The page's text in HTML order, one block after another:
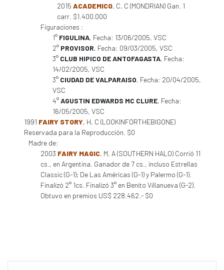
2015 ACADEMICO, C, C (MONDRIAN) Gan. 1
carr. $1.400.000
Figuraciones :
1° FIGULINA, Fecha: 13/06/2005, VSC
2° PROVISOR, Fecha: 09/03/2005, VSC
3° CLUB HIPICO DE ANTOFAGASTA, Fecha:
14/02/2005, VSC
3° CIUDAD DE VALPARAISO, Fecha: 20/04/2005,
VSC
4°AGUSTIN EDWARDS MC CLURE, Fecha:
16/05/2005, VSC
1991 FAIRY STORY, H, C (LOOKINFORTHEBIGONE)
Reservada para la Reproducción. $0
Madre de:
2003 FAIRY MAGIC, M, A (SOUTHERN HALO) Corrió 11
cs., en Argentina. Ganador de 7 cs., incluso Estrellas
Classic (G-1); De Las Américas (G-1) y Palermo (G-1).
Finalizó 2° 1cs. Finalizó 3° en Benito Villanueva (G-2).
Obtuvo en premios US$ 228.462.- $0